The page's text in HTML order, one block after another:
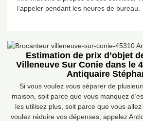
l’appeler pendant les heures de bureau.
Estimation de prix d’objet
Villeneuve Sur Conie dans le
Antiquaire
Si vous voulez vous séparer de
maison, soit parce que vous manquez
les utilisez plus, soit parce que vous
voulez réduire vos dépenses, appelez